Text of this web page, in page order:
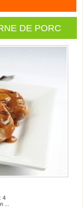
DE PORC
4
...